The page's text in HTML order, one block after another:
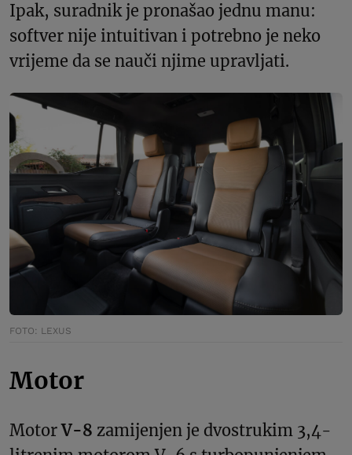
Ipak, suradnik je pronašao jednu manu:
softver nije intuitivan i potrebno je neko
vrijeme da se nauči njime upravljati.
FOTO: LEXUS
Motor
MotorV-8 zamijenjen je dvostrukim 3,4-